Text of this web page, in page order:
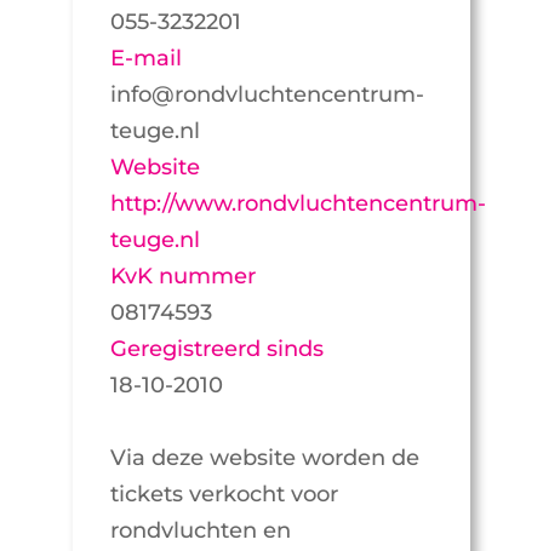
055-3232201
E-mail
info@rondvluchtencentrum-
teuge.nl
Website
http://www.rondvluchtencentrum-
teuge.nl
KvK nummer
08174593
Geregistreerd sinds
18-10-2010
Via deze website worden de
tickets verkocht voor
rondvluchten en